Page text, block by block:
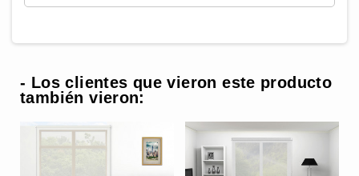
- Los clientes que vieron este producto
también vieron: